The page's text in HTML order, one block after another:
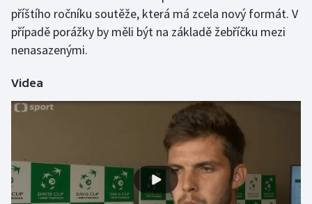
Judo
Krasobruslení
Lezení
Lyže a snowboard
Motorsport
příštího ročníku soutěže, která má zcela nový formát. V
případě porážky by měli být na základě žebříčku mezi
nenasazenými.
Videa